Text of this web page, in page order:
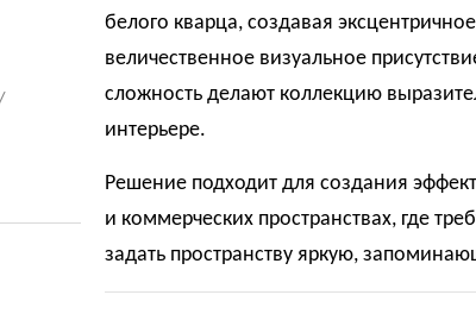
белого кварца, создавая
величественное визуальное
сложность делают коллекцию
интерьере.
Решение подходит для создания
и коммерческих пространствах, где
задать пространству яркую,